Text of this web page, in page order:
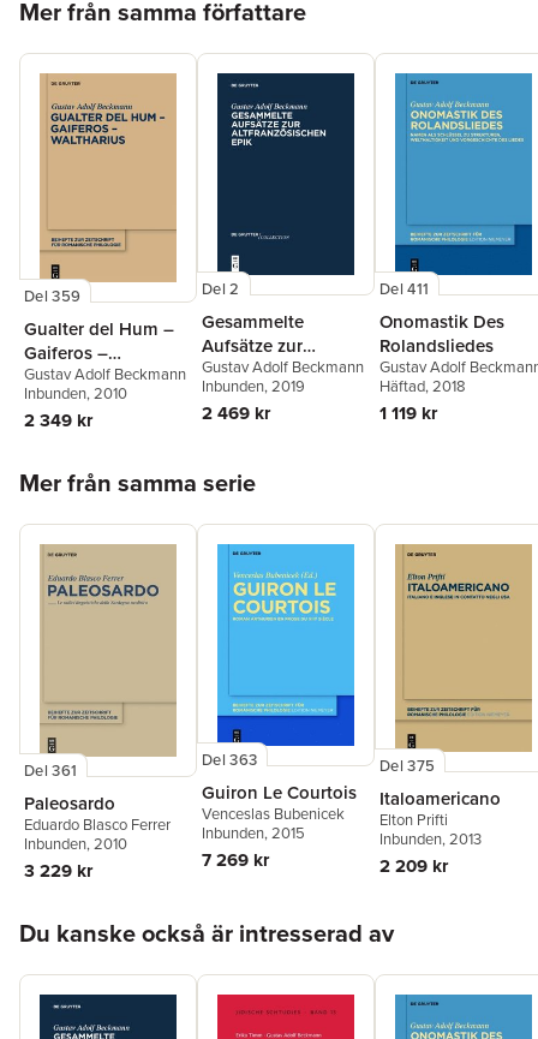
Mer från samma författare
Del 359
Gualter del Hum –
Gaiferos –
Waltharius
Gustav Adolf Beckmann
Inbunden, 2010
2 349 kr
Del 2
Gesammelte
Aufsätze zur
altfranzösischen
Epik
Gustav Adolf Beckmann
Inbunden, 2019
2 469 kr
Del 411
Onomastik Des
Rolandsliedes
Gustav Adolf
Häftad, 2018
1 119 kr
Mer från samma serie
Del 361
Paleosardo
Eduardo Blasco Ferrer
Inbunden, 2010
3 229 kr
Del 363
Guiron Le Courtois
Venceslas Bubenicek
Inbunden, 2015
7 269 kr
Del 375
Italoamericano
Elton Prifti
Inbunden, 2013
2 209 kr
Du kanske också är intresserad av